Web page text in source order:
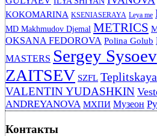
KOKOMARINA KSENIASERAYA Leya me
MD Makhmudov Djemal METRICS
OKSANA FEDOROVA Polina Golub
MASTERS Sergey Sysoev
ZAITSEV SZFL
VALENTIN YUDASHKIN
ANDREYANOVA МХПИ Музеон
Контакты